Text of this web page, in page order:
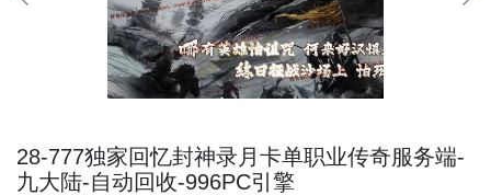
28-777独家回忆封神录月卡单职业传奇服务端-
九大陆-自动回收-996PC引擎